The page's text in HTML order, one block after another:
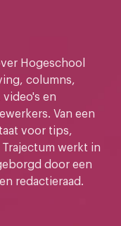
Hogeschool
columns,
en
Van een
voor tips,
werkt in
door een
redactieraad.